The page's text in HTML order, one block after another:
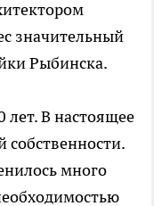
значительный
Рыбинска.
лет. В настоящее
собственности.
много